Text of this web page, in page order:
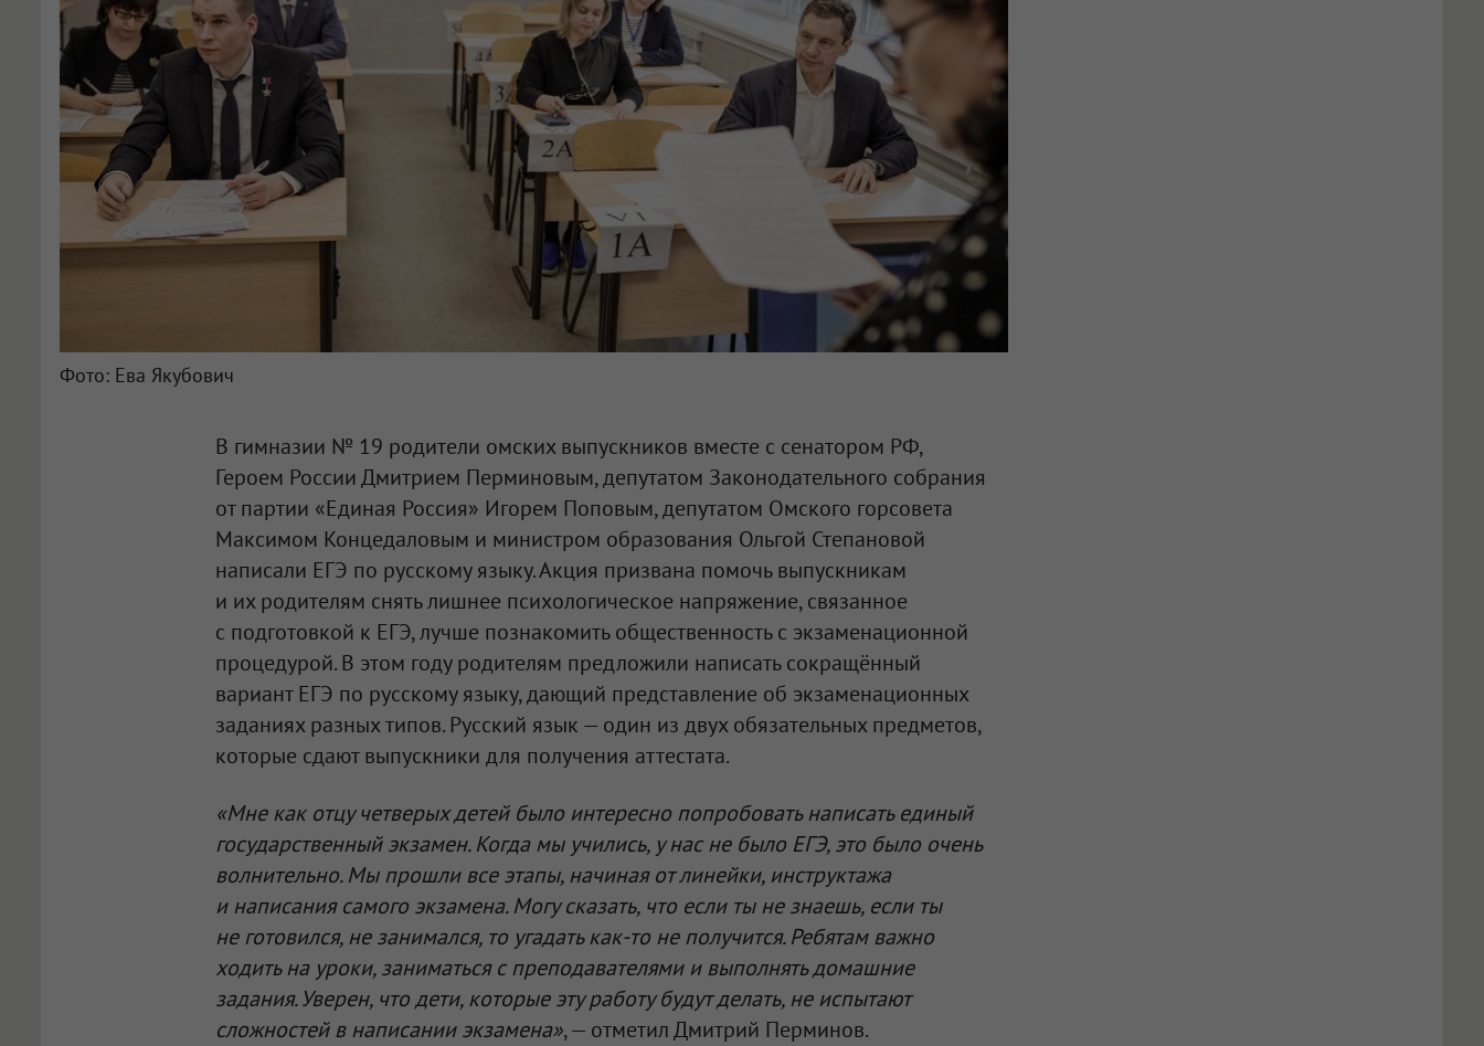
Фото: Ева Якубович
В гимназии № 19 родители омских выпускников вместе с сенатором РФ,
Героем России Дмитрием Перминовым, депутатом Законодательного собрания
от партии «Единая Россия» Игорем Поповым, депутатом Омского горсовета
Максимом Концедаловым и министром образования Ольгой Степановой
написали ЕГЭ по русскому языку. Акция призвана помочь выпускникам
и их родителям снять лишнее психологическое напряжение, связанное
с подготовкой к ЕГЭ, лучше познакомить общественность с экзаменационной
процедурой. В этом году родителям предложили написать сокращённый
вариант ЕГЭ по русскому языку, дающий представление об экзаменационных
заданиях разных типов. Русский язык — один из двух обязательных предметов,
которые сдают выпускники для получения аттестата.
«Мне как отцу четверых детей было интересно попробовать написать единый
государственный экзамен. Когда мы учились, у нас не было ЕГЭ, это было очень
волнительно. Мы прошли все этапы, начиная от линейки, инструктажа
и написания самого экзамена. Могу сказать, что если ты не знаешь, если ты
не готовился, не занимался, то угадать как-то не получится. Ребятам важно
ходить на уроки, заниматься с преподавателями и выполнять домашние
задания. Уверен, что дети, которые эту работу будут делать, не испытают
сложностей в написании экзамена», — отметил Дмитрий Перминов.